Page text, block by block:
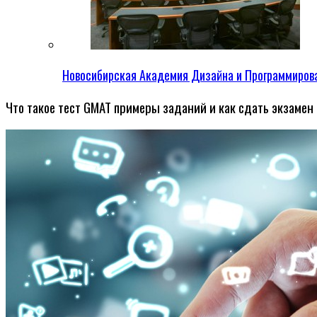
Новосибирская Академия Дизайна и
Что такое тест GMAT примеры заданий и как сдать экзамен